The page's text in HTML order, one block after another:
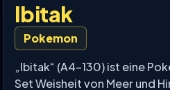
Ibitak
Pokemon
„Ibitak“ (A4-130) ist eine
Set Weisheit von Meer und